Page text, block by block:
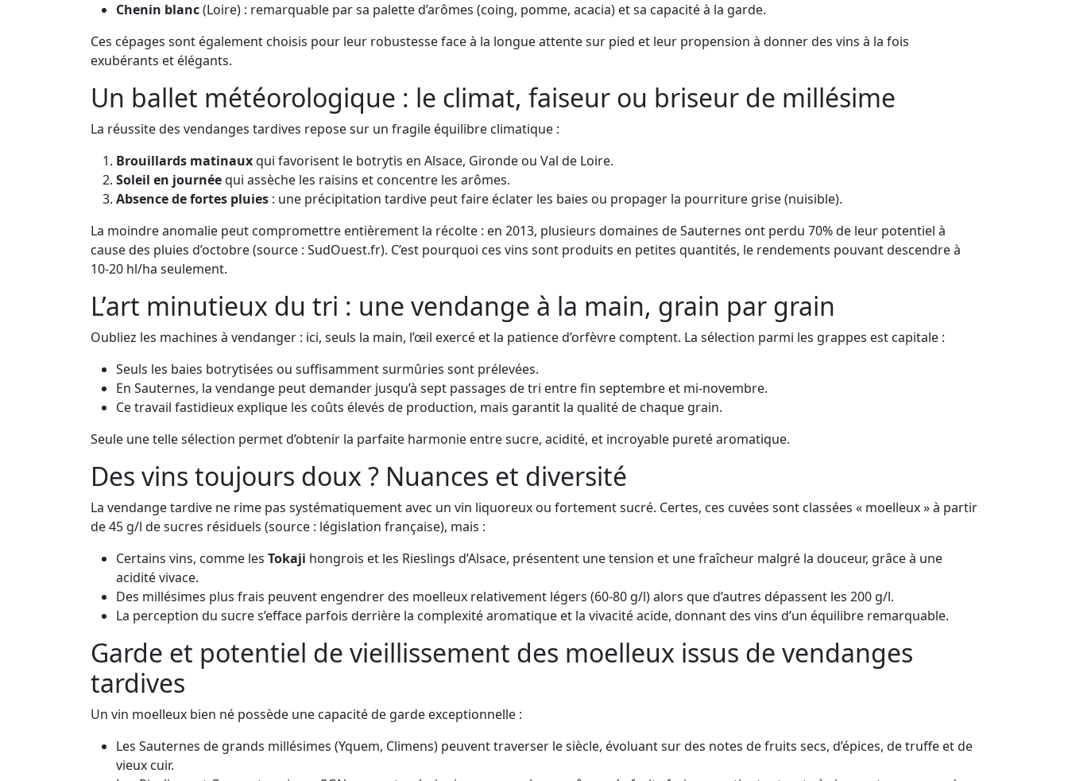
Chenin blanc(Loire) : remarquable par sa palette d’arômes (coing, pomme, acacia) et sa capacité à la garde.
Ces cépages sont également choisis pour leur robustesse face à la longue attente sur pied et leur propension à donner des vins à la fois
exubérants et élégants.
Un ballet météorologique : le climat, faiseur ou briseur de millésime
La réussite des vendanges tardives repose sur un fragile équilibre climatique :
Brouillards matinauxqui favorisent le botrytis en Alsace, Gironde ou Val de Loire.
Soleil en journéequi assèche les raisins et concentre les arômes.
Absence de fortes pluies : une précipitation tardive peut faire éclater les baies ou propager la pourriture grise (nuisible).
La moindre anomalie peut compromettre entièrement la récolte : en 2013, plusieurs domaines de Sauternes ont perdu 70% de leur potentiel à
cause des pluies d’octobre (source : SudOuest.fr). C’est pourquoi ces vins sont produits en petites quantités, le rendements pouvant descendre à
10-20 hl/ha seulement.
L’art minutieux du tri : une vendange à la main, grain par grain
Oubliez les machines à vendanger : ici, seuls la main, l’œil exercé et la patience d’orfèvre comptent. La sélection parmi les grappes est capitale :
Seuls les baies botrytisées ou suffisamment surmûries sont prélevées.
En Sauternes, la vendange peut demander jusqu’à sept passages de tri entre fin septembre et mi-novembre.
Ce travail fastidieux explique les coûts élevés de production, mais garantit la qualité de chaque grain.
Seule une telle sélection permet d’obtenir la parfaite harmonie entre sucre, acidité, et incroyable pureté aromatique.
Des vins toujours doux ? Nuances et diversité
La vendange tardive ne rime pas systématiquement avec un vin liquoreux ou fortement sucré. Certes, ces cuvées sont classées « moelleux » à partir
de 45 g/l de sucres résiduels (source : législation française), mais :
Certains vins, comme les Tokaji hongrois et les Rieslings d’Alsace, présentent une tension et une fraîcheur malgré la douceur, grâce à une
acidité vivace.
Des millésimes plus frais peuvent engendrer des moelleux relativement légers (60-80 g/l) alors que d’autres dépassent les 200 g/l.
La perception du sucre s’efface parfois derrière la complexité aromatique et la vivacité acide, donnant des vins d’un équilibre remarquable.
Garde et potentiel de vieillissement des moelleux issus de vendanges
tardives
Un vin moelleux bien né possède une capacité de garde exceptionnelle :
Les Sauternes de grands millésimes (Yquem, Climens) peuvent traverser le siècle, évoluant sur des notes de fruits secs, d’épices, de truffe et de
vieux cuir.